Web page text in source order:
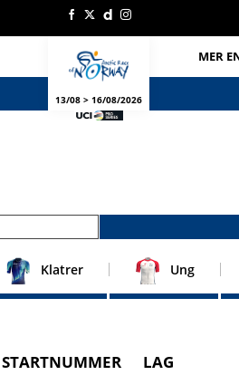
13/08 > 16/08/2026
MER
Klatrer Ung
STARTNUMMER LAG